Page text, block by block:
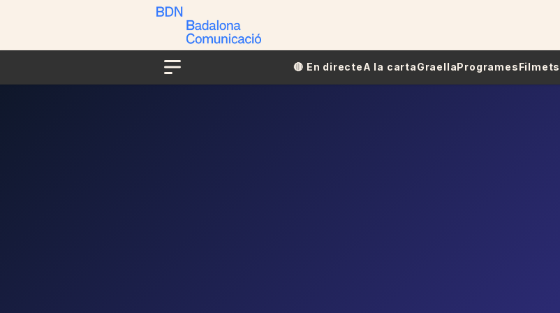
Menu
🔴​​ En directeA la cartaGraellaProgramesFilmets